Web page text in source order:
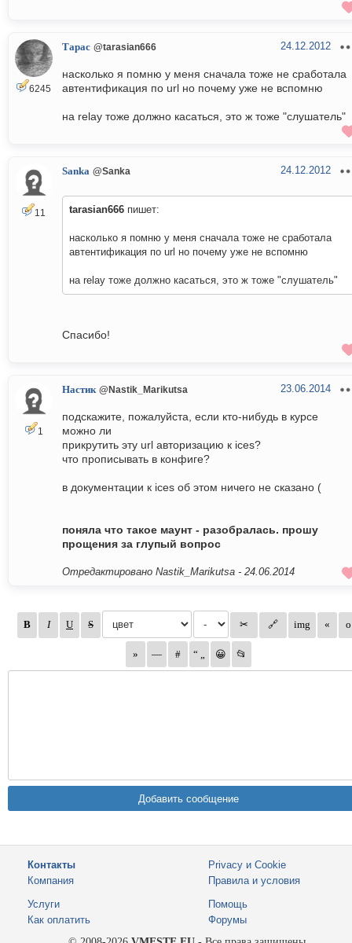
6245
Тарас @tarasian666 24.12.2012
насколько я помню у меня сначала тоже не сработала
автентификация по url но почему уже не вспомню
на relay тоже должно касаться, это ж тоже "слушатель"
11
Sanka @Sanka 24.12.2012
tarasian666 пишет:
насколько я помню у меня сначала тоже не сработала
автентификация по url но почему уже не вспомню
на relay тоже должно касаться, это ж тоже "слушатель"
Спасибо!
1
Настик @Nastik_Marikutsa 23.06.2014
подскажите, пожалуйста, если кто-нибудь в курсе
можно ли
прикрутить эту url авторизацию к ices?
что прописывать в конфиге?
в документации к ices об этом ничего не сказано (
поняла что такое маунт - разобралась. прошу
прощения за глупый вопрос
Отредактировано Nastik_Marikutsa - 24.06.2014
Контакты
Компания
Privacy и Cookie
Правила и условия
Услуги
Как оплатить
Помощь
Форумы